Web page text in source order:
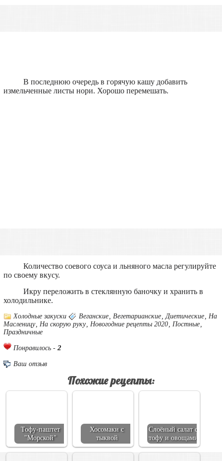
В последнюю очередь в горячую кашу добавить
измельченные листы нори. Хорошо перемешать.
Количество соевого соуса и льняного масла регулируйте
по своему вкусу.
Икру переложить в стеклянную баночку и хранить в
холодильнике.
Холодные закуски Веганские Вегетарианские Диетические
На
Масленицу, На скорую руку, Новогодние рецепты 2020 Постные
Праздничные
Понравилось -2
Ваш отзыв
Похожие рецепты:
Тофу-паштет
"Морской"
Хосомаки с
тыквой
Слоёный салат с
тофу и овощами